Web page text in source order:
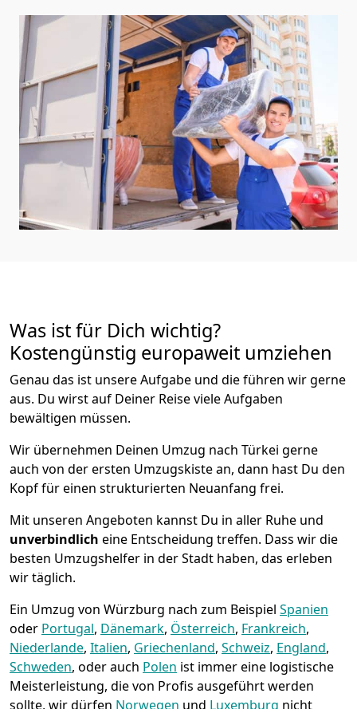
Was ist für Dich wichtig?
Kostengünstig europaweit umziehen
Genau das ist unsere Aufgabe und die führen wir gerne
aus. Du wirst auf Deiner Reise viele Aufgaben
bewältigen müssen.
Wir übernehmen Deinen Umzug nach Türkei gerne
auch von der ersten Umzugskiste an, dann hast Du den
Kopf für einen strukturierten Neuanfang frei.
Mit unseren Angeboten kannst Du in aller Ruhe und
unverbindlich eine Entscheidung treffen. Dass wir die
besten Umzugshelfer in der Stadt haben, das erleben
wir täglich.
Ein Umzug von Würzburg nach zum Beispiel Spanien
oder Portugal, Dänemark, Österreich, Frankreich,
Niederlande, Italien, Griechenland, Schweiz, England,
Schweden, oder auch Polen ist immer eine logistische
Meisterleistung, die von Profis ausgeführt werden
sollte, wir dürfen Norwegen und Luxemburg nicht